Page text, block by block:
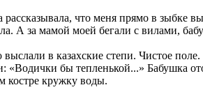
что меня прямо в зыбке
А за мамой моей бегали с вилами,
в казахские степи. Чистое
«Водички бы тепленькой...» Бабушка
костре кружку воды.